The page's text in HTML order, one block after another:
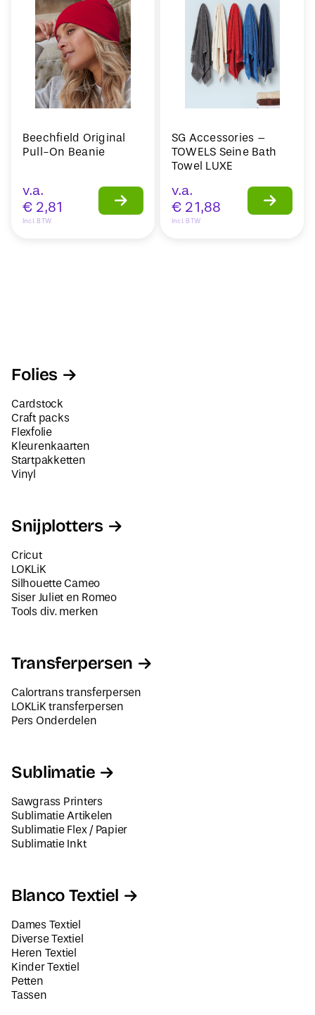
Beechfield Original
Pull-On Beanie
v.a.
€ 2,81
Incl. BTW
SG Accessories –
TOWELS Seine Bath
Towel LUXE
v.a.
€ 21,88
Incl. BTW
Folies
Cardstock
Craft packs
Flexfolie
Kleurenkaarten
Startpakketten
Vinyl
Snijplotters
Cricut
LOKLiK
Silhouette Cameo
Siser Juliet en Romeo
Tools div. merken
Transferpersen
Calortrans transferpersen
LOKLiK transferpersen
Pers Onderdelen
Sublimatie
Sawgrass Printers
Sublimatie Artikelen
Sublimatie Flex / Papier
Sublimatie Inkt
Blanco Textiel
Dames Textiel
Diverse Textiel
Heren Textiel
Kinder Textiel
Petten
Tassen